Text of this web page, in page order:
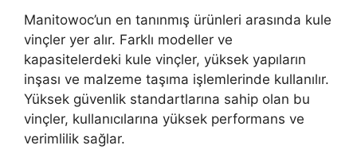
Manitowoc’un en tanınmış ürünleri arasında kule
vinçler yer alır. Farklı modeller ve
kapasitelerdeki kule vinçler, yüksek yapıların
inşası ve malzeme taşıma işlemlerinde kullanılır.
Yüksek güvenlik standartlarına sahip olan bu
vinçler, kullanıcılarına yüksek performans ve
verimlilik sağlar.